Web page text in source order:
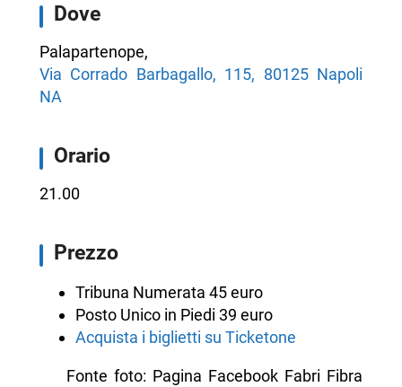
Dove
Palapartenope,
Via Corrado Barbagallo, 115, 80125 Napoli
NA
Orario
21.00
Prezzo
Tribuna Numerata 45 euro
Posto Unico in Piedi 39 euro
Acquista i biglietti su Ticketone
Fonte foto: Pagina Facebook Fabri Fibra